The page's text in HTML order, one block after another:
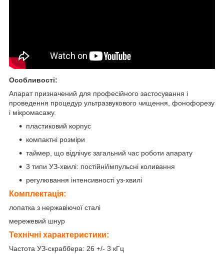
Особливості:
Апарат призначений для професійного застосування і
проведення процедур ультразвукового чищення, фонофорезу
і мікромасажу.
пластиковий корпус
компактні розміри
таймер, що відлічує загальний час роботи апарату
3 типи УЗ-хвилі: постійні/імпульсні коливання
регулювання інтенсивності уз-хвилі
Комплектація:
лопатка з нержавіючої сталі
мережевий шнур
Технічні характеристики:
Частота УЗ-скраббера: 26 +/- 3 кГц